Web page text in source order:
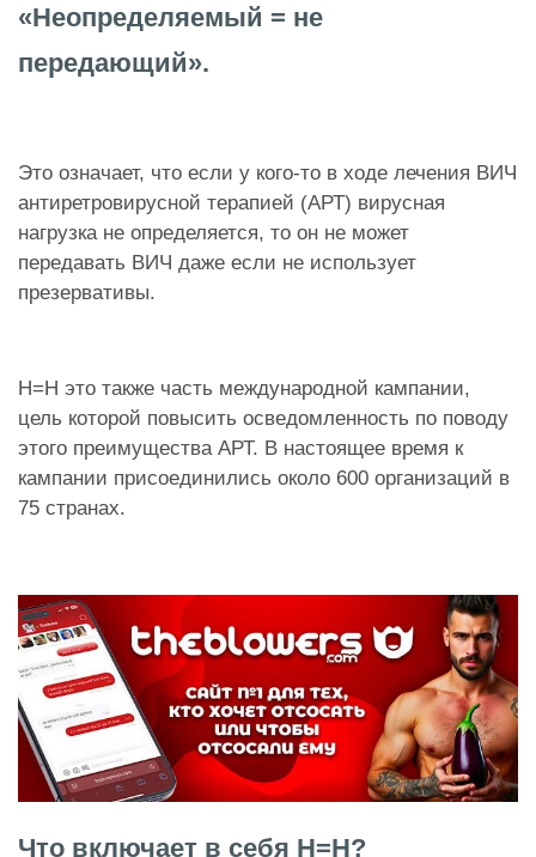
«Неопределяемый = не
передающий».
Это означает, что если у кого-то в ходе лечения ВИЧ
антиретровирусной терапией (АРТ) вирусная
нагрузка не определяется, то он не может
передавать ВИЧ даже если не использует
презервативы.
Н=Н это также часть международной кампании,
цель которой повысить осведомленность по поводу
этого преимущества АРТ. В настоящее время к
кампании присоединились около 600 организаций в
75 странах.
Что включает в себя Н=Н?